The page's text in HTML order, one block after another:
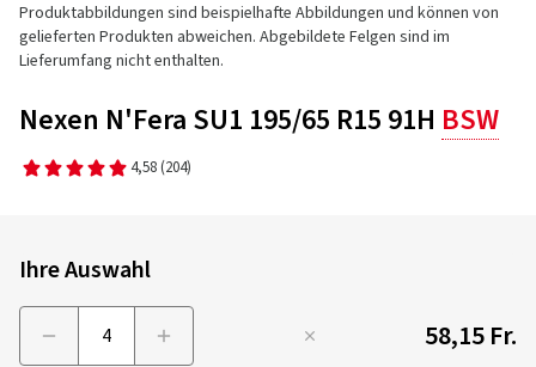
Produktabbildungen sind beispielhafte Abbildungen und können von
gelieferten Produkten abweichen. Abgebildete Felgen sind im
Lieferumfang nicht enthalten.
Nexen N'Fera SU1 195/65 R15 91H BSW
4,58 (204)
Ihre Auswahl
58,15 Fr.